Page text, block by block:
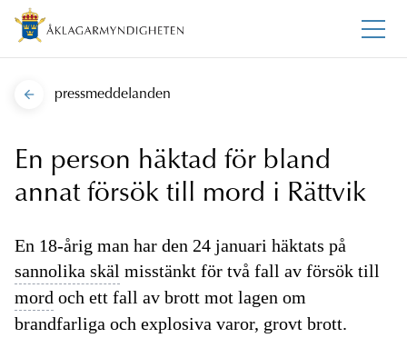
pressmeddelanden
En person häktad för bland
annat försök till mord i Rättvik
En 18-årig man har den 24 januari häktats på
sannolika skäl misstänkt för två fall av försök till
mord och ett fall av brott mot lagen om
brandfarliga och explosiva varor, grovt brott.